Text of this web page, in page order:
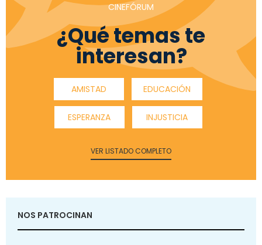
CINEFÓRUM
¿Qué temas te
interesan?
AMISTAD EDUCACIÓN
ESPERANZA INJUSTICIA
VER LISTADO COMPLETO
NOS PATROCINAN